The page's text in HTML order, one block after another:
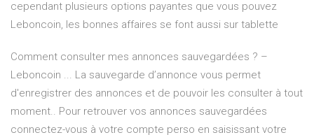
cependant plusieurs options payantes que vous pouvez
Leboncoin, les bonnes affaires se font aussi sur tablette
Comment consulter mes annonces sauvegardées ? –
Leboncoin ... La sauvegarde d’annonce vous permet
d'enregistrer des annonces et de pouvoir les consulter à tout
moment.. Pour retrouver vos annonces sauvegardées
connectez-vous à votre compte perso en saisissant votre